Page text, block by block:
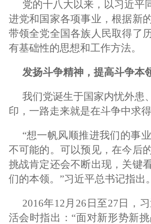
党的十八大以来，以习近平
进党和国家各项事业，根据新
带领全党全国各族人民取得了
有基础性的思想和工作方法。
发扬斗争精神，提高斗争本
我们党诞生于国家内忧外患
印，一路走来就是在斗争中求
“想一帆风顺推进我们的事
不可能的。可以预见，在今后
挑战肯定还会不断出现，关键
们的本领。”习近平总书记指出
2016年12月26日至27日，
活会时指出：“面对新形势新